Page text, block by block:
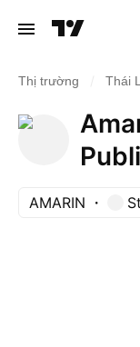
Thị trường Thái
AMARIN